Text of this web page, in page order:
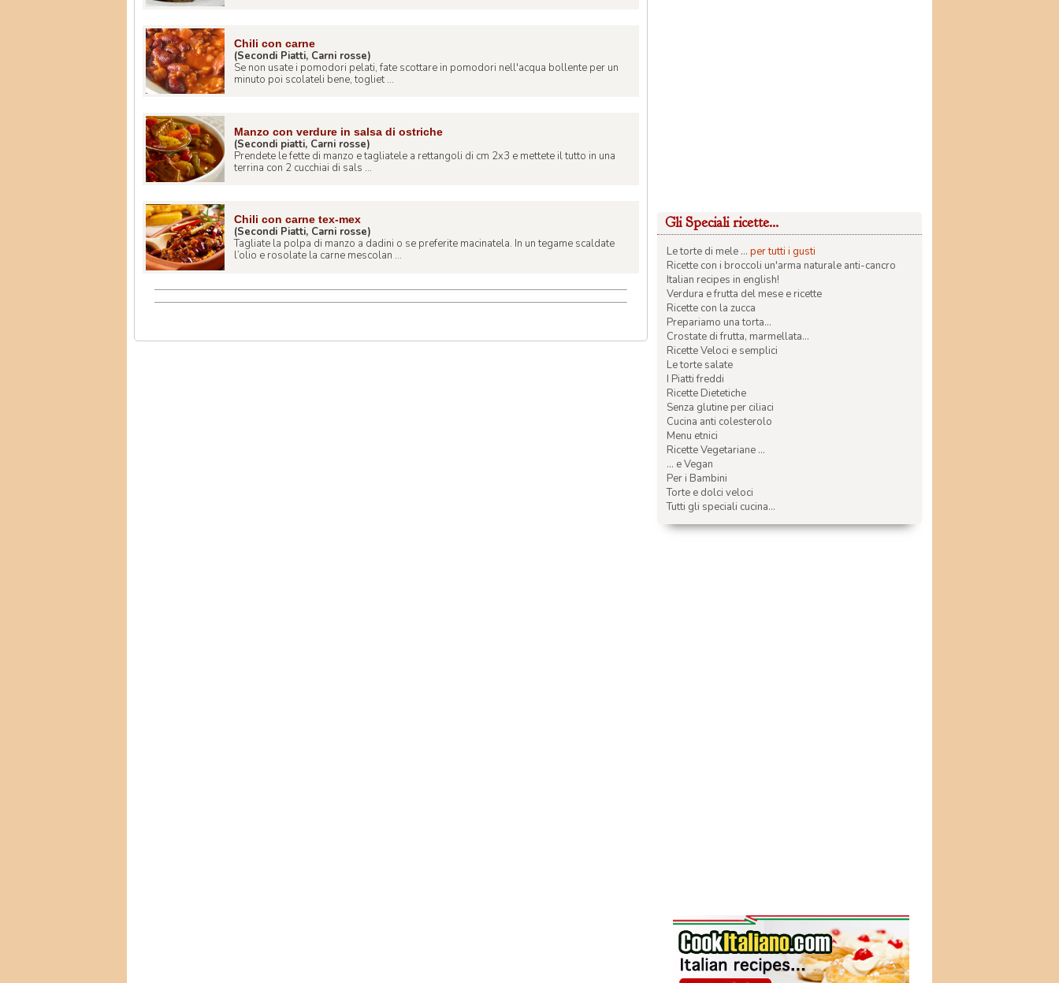
Chili con carne
(Secondi Piatti, Carni rosse)
Se non usate i pomodori pelati, fate scottare in pomodori nell'acqua bollente per un
minuto poi scolateli bene, togliet ...
Manzo con verdure in salsa di ostriche
(Secondi piatti, Carni rosse)
Prendete le fette di manzo e tagliatele a rettangoli di cm 2x3 e mettete il tutto in una
terrina con 2 cucchiai di sals ...
Chili con carne tex-mex
(Secondi Piatti, Carni rosse)
Tagliate la polpa di manzo a dadini o se preferite macinatela. In un tegame scaldate
l’olio e rosolate la carne mescolan ...
Gli Speciali ricette...
Le torte di mele ... per tutti i gusti
Ricette con i broccoli un'arma naturale anti-cancro
Italian recipes in english!
Verdura e frutta del mese e ricette
Ricette con la zucca
Prepariamo una torta...
Crostate di frutta, marmellata...
Ricette Veloci e semplici
Le torte salate
I Piatti freddi
Ricette Dietetiche
Senza glutine per ciliaci
Cucina anti colesterolo
Menu etnici
Ricette Vegetariane ...
... e Vegan
Per i Bambini
Torte e dolci veloci
Tutti gli speciali cucina...